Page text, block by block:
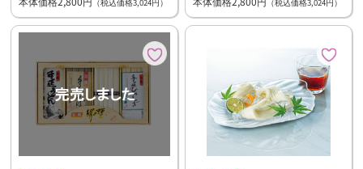
（税込価格3,024円） （税込価格3,024円）